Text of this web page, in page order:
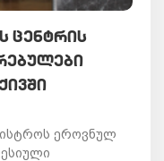
ᲪᲔᲜᲢᲠᲘᲡ
ეროვნულ